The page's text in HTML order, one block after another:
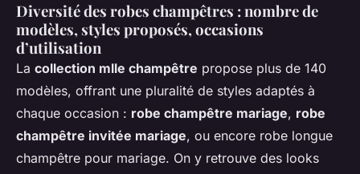
Diversité des robes champêtres : nombre de
modèles, styles proposés, occasions
d’utilisation
La collection mlle champêtre propose plus de 140
modèles, offrant une pluralité de styles adaptés à
chaque occasion : robe champêtre mariage, robe
champêtre invitée mariage, ou encore robe longue
champêtre pour mariage. On y retrouve des looks